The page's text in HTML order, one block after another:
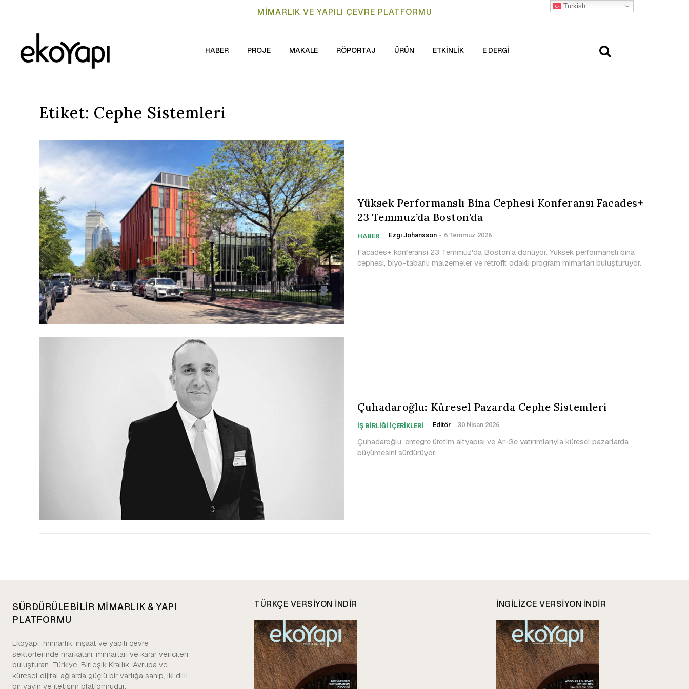
MİMARLIK VE YAPILI ÇEVRE PLATFORMU
HABER PROJE MAKALE RÖPORTAJ ÜRÜN ETKİNLİK E DERGİ
Etiket: Cephe Sistemleri
Yüksek Performanslı Bina Cephesi Konferansı Facades+
23 Temmuz’da Boston’da
HABER Ezgi Johansson - 6 Temmuz 2026
Facades+ konferansı 23 Temmuz'da Boston'a dönüyor. Yüksek performanslı bina
cephesi, biyo-tabanlı malzemeler ve retrofit odaklı program mimarları buluşturuyor.
Çuhadaroğlu: Küresel Pazarda Cephe Sistemleri
İŞ BİRLİĞİ İÇERİKLERİ Editör - 30 Nisan 2026
Çuhadaroğlu, entegre üretim altyapısı ve Ar-Ge yatırımlarıyla küresel pazarlarda
büyümesini sürdürüyor.
SÜRDÜRÜLEBİLİR MİMARLIK & YAPI
PLATFORMU
Ekoyapı; mimarlık, inşaat ve yapılı çevre
sektörlerinde markaları, mimarları ve karar vericileri
buluşturan; Türkiye, Birleşik Krallık, Avrupa ve
küresel dijital ağlarda güçlü bir varlığa sahip, iki dilli
bir yayın ve iletişim platformudur.
TÜRKÇE VERSIYON INDIR INGILIZCE VERSIYON INDIR
Turkish